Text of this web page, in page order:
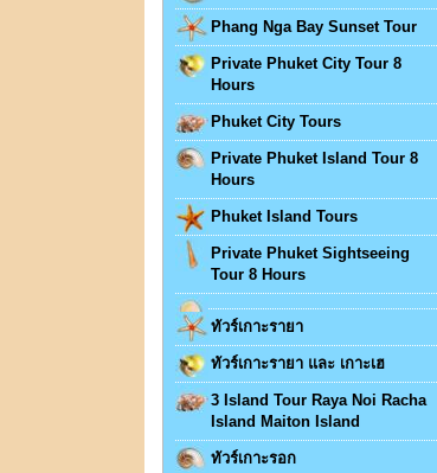
Phang Nga Bay Sunset Tour
Private Phuket City Tour 8
Hours
Phuket City Tours
Private Phuket Island Tour 8
Hours
Phuket Island Tours
Private Phuket Sightseeing
Tour 8 Hours
ทัวร์เกาะรายา
ทัวร์เกาะรายา และ เกาะเฮ
3 Island Tour Raya Noi Racha
Island Maiton Island
ทัวร์เกาะรอก